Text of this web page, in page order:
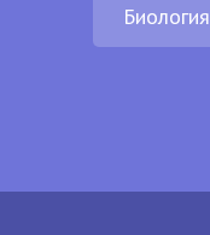
Биология